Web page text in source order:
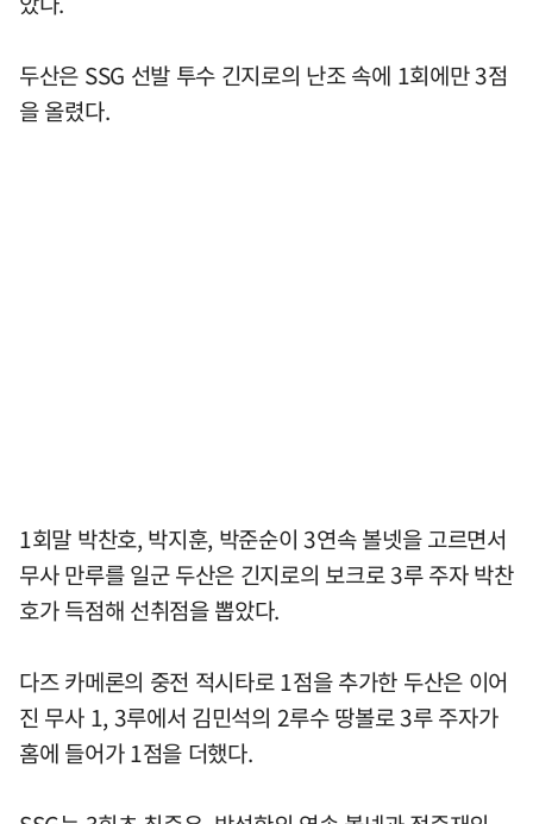
두산은 SSG 선발 투수 긴지로의 난조 속에 1회에만 3점
을 올렸다.
1회말 박찬호, 박지훈, 박준순이 3연속 볼넷을 고르면서
무사 만루를 일군 두산은 긴지로의 보크로 3루 주자 박찬
호가 득점해 선취점을 뽑았다.
다즈 카메론의 중전 적시타로 1점을 추가한 두산은 이어
진 무사 1, 3루에서 김민석의 2루수 땅볼로 3루 주자가
홈에 들어가 1점을 더했다.